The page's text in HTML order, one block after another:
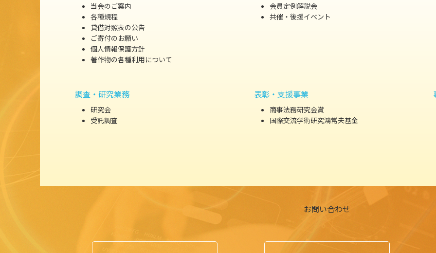
当会のご案内
各種規程
貸借対照表の公告
ご寄付のお願い
個人情報保護方針
著作物の各種利用について
会員定例解説会
共催・後援イベント
調査・研究業務
研究会
受託調査
表彰・支援事業
商事法務研究会賞
国際交流学術研究鴻常夫基金
お問い合わせ